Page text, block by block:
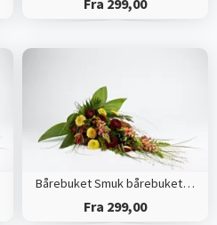
Bårebuket Smuk bårebuket med årstidens blomster
Fra 299,00